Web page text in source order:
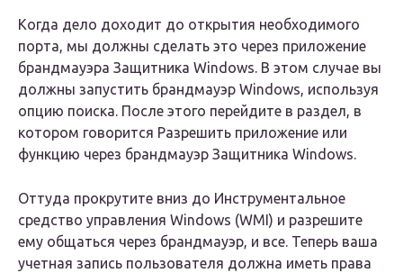
Когда дело доходит до открытия необходимого
порта, мы должны сделать это через приложение
брандмауэра Защитника Windows. В этом случае вы
должны запустить брандмауэр Windows, используя
опцию поиска. После этого перейдите в раздел, в
котором говорится Разрешить приложение или
функцию через брандмауэр Защитника Windows.
Оттуда прокрутите вниз до Инструментальное
средство управления Windows (WMI) и разрешите
ему общаться через брандмауэр, и все. Теперь ваша
учетная запись пользователя должна иметь права